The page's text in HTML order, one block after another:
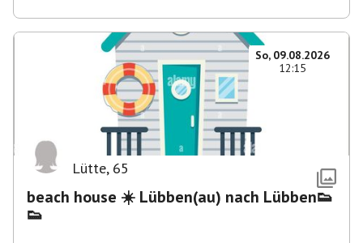
So, 09.08.2026
12:15
Lütte, 65
beach house ☀️ Lübben(au) nach Lübben👟
👟